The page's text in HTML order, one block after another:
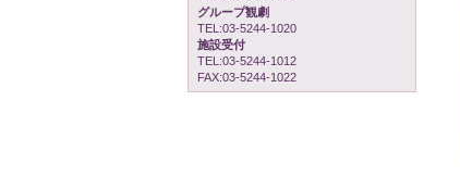
グループ観劇
TEL:03-5244-1020
施設受付
TEL:03-5244-1012
FAX:03-5244-1022